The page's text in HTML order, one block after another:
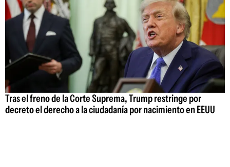
Tras el freno de la Corte Suprema, Trump restringe por
decreto el derecho a la ciudadanía por nacimiento en EEUU